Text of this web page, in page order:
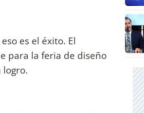
es el éxito. El
para la feria de diseño
logro.